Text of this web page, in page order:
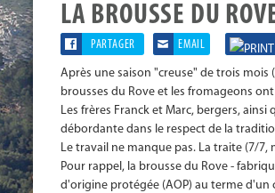
LA BROUSSE DU
PARTAGER EMAIL
Après une saison "creuse" de trois mois
brousses du Rove et les fromageons
Les frères Franck et Marc, bergers,
débordante dans le respect de la
Le travail ne manque pas. La traite (7/7,
Pour rappel, la brousse du Rove -
d'origine protégée (AOP) au terme d'un